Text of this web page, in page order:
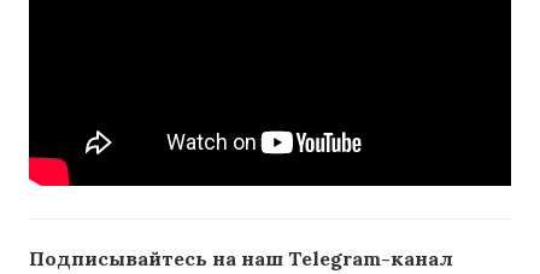
Подписывайтесь на наш Telegram-канал